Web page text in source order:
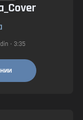
• 3:35